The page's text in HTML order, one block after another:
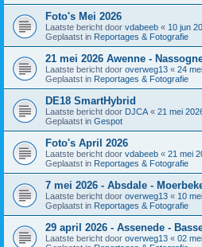
Foto's Mei 2026
Laatste bericht door vdabeeb « 10 jun
Geplaatst in Reportages & Fotografie
21 mei 2026 Awenne -
Laatste bericht door overweg13 « 24
Geplaatst in Reportages & Fotografie
DE18 SmartHybrid
Laatste bericht door DJCA « 21 mei
Geplaatst in Gespot
Foto's April 2026
Laatste bericht door vdabeeb « 21 mei
Geplaatst in Reportages & Fotografie
7 mei 2026 - Absdale -
Laatste bericht door overweg13 « 10
Geplaatst in Reportages & Fotografie
29 april 2026 - Assenede -
Laatste bericht door overweg13 « 02